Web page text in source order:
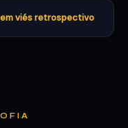
viés retrospectivo